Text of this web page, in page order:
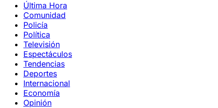
Última Hora
Comunidad
Policía
Política
Televisión
Espectáculos
Tendencias
Deportes
Internacional
Economía
Opinión